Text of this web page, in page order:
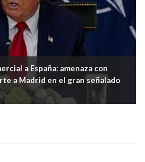
a España: amenaza con
a Madrid en el gran señalado